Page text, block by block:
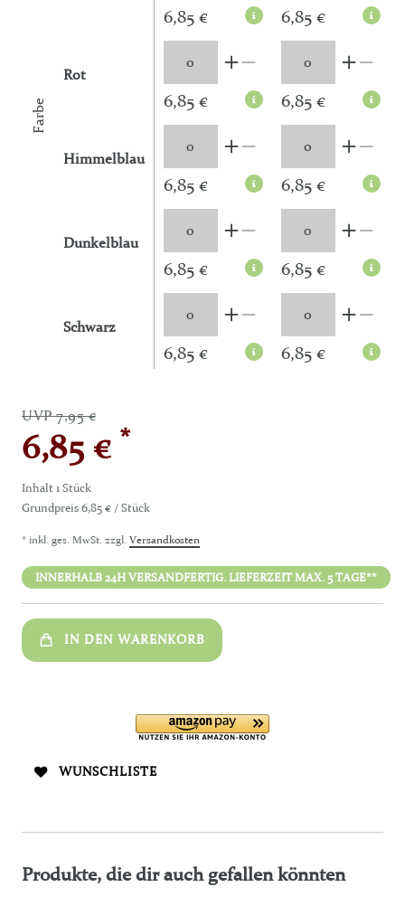
Farbe
6,85 € 6,85 €
Rot
6,85 € 6,85 €
Himmelblau
6,85 € 6,85 €
Dunkelblau
6,85 € 6,85 €
Schwarz
6,85 € 6,85 €
UVP 7,95 €
6,85 € *
Inhalt1 Stück
Grundpreis6,85 € / Stück
* inkl. ges. MwSt. zzgl. Versandkosten
INNERHALB 24H VERSANDFERTIG. LIEFERZEIT MAX. 5 TAGE**
IN DEN WARENKORB
WUNSCHLISTE
Produkte, die dir auch gefallen könnten